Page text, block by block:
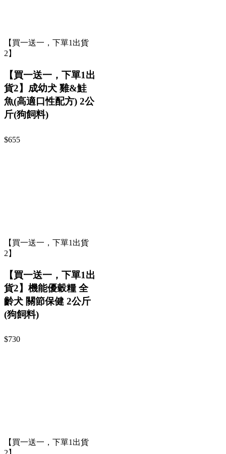
【買一送一，下單1出貨
2】
【買一送一，下單1出
貨2】成幼犬 雞&鮭
魚(高適口性配方) 2公
斤(狗飼料)
$655
【買一送一，下單1出貨
2】
【買一送一，下單1出
貨2】機能優穀糧 全
齡犬 關節保健 2公斤
(狗飼料)
$730
【買一送一，下單1出貨